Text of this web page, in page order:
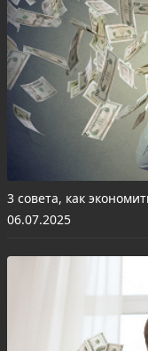
3 совета, как
06.07.2025